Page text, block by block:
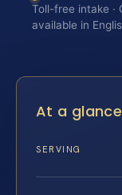
Toll-free intake ·
available in
At a glance
SERVING